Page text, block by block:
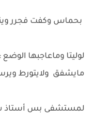
بحماس وكفت فجرر
لوليتا وماعاجبها
مايشفق ولايتورط
لمستشفى بس أستاذ